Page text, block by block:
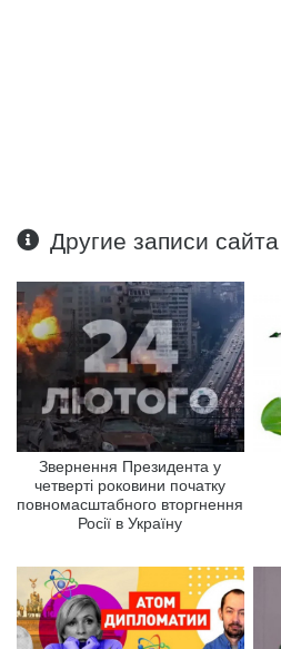
Другие записи сайта
Звернення Президента у
четверті роковини початку
повномасштабного вторгнення
Росії в Україну